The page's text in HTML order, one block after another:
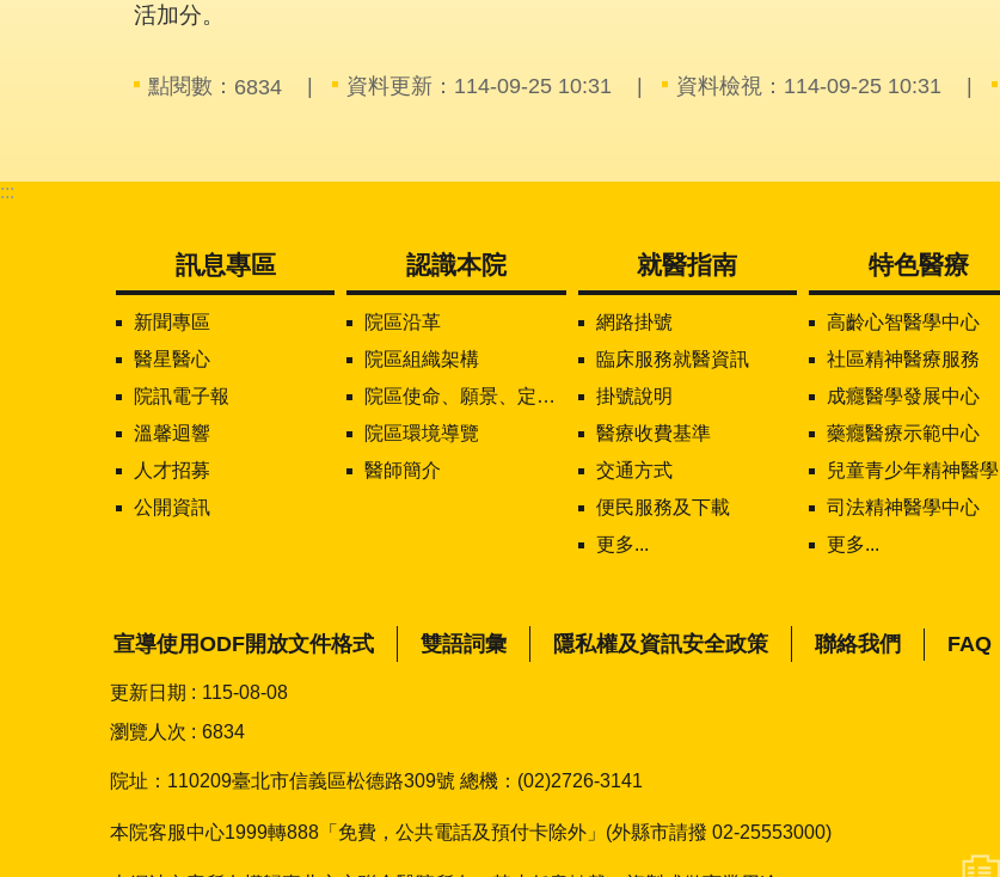
活加分。
點閱數： 6834 資料更新：114-09-25 10:31 資料檢視：114-09-25 10:31
:::
訊息專區
新聞專區
醫星醫心
院訊電子報
溫馨迴響
人才招募
公開資訊
認識本院
院區沿革
院區組織架構
院區使命、願景、定位及核心價值
院區環境導覽
醫師簡介
就醫指南
網路掛號
臨床服務就醫資訊
掛號說明
醫療收費基準
交通方式
便民服務及下載
更多...
特色醫療
高齡心智醫學中心
社區精神醫療服務
成癮醫學發展中心
藥癮醫療示範中心
兒童青少年精神醫學中心
司法精神醫學中心
更多...
宣導使用ODF開放文件格式 雙語詞彙 隱私權及資訊安全政策 聯絡我們 FAQ
更新日期
115-08-08
瀏覽人次
6834
院址：110209臺北市信義區松德路309號 總機：(02)2726-3141
本院客服中心1999轉888「免費，公共電話及預付卡除外」(外縣市請撥 02-25553000)